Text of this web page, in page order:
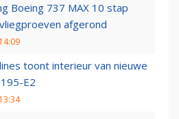
Boeing 737 MAX 10 stap
afgerond
toont interieur van nieuwe
E2